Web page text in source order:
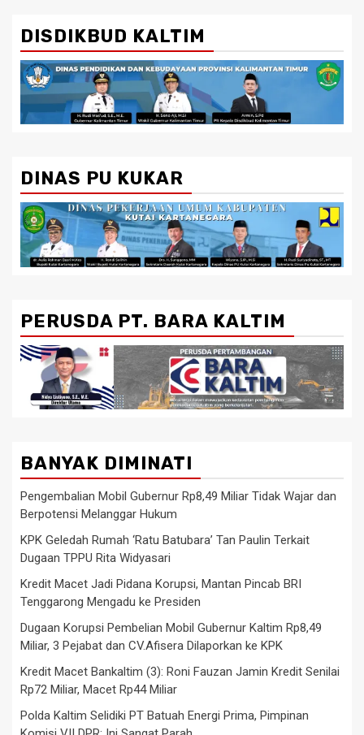
DISDIKBUD KALTIM
DINAS PU KUKAR
PERUSDA PT. BARA KALTIM
BANYAK DIMINATI
Pengembalian Mobil Gubernur Rp8,49 Miliar Tidak Wajar dan
Berpotensi Melanggar Hukum
KPK Geledah Rumah ‘Ratu Batubara’ Tan Paulin Terkait
Dugaan TPPU Rita Widyasari
Kredit Macet Jadi Pidana Korupsi, Mantan Pincab BRI
Tenggarong Mengadu ke Presiden
Dugaan Korupsi Pembelian Mobil Gubernur Kaltim Rp8,49
Miliar, 3 Pejabat dan CV.Afisera Dilaporkan ke KPK
Kredit Macet Bankaltim (3): Roni Fauzan Jamin Kredit Senilai
Rp72 Miliar, Macet Rp44 Miliar
Polda Kaltim Selidiki PT Batuah Energi Prima, Pimpinan